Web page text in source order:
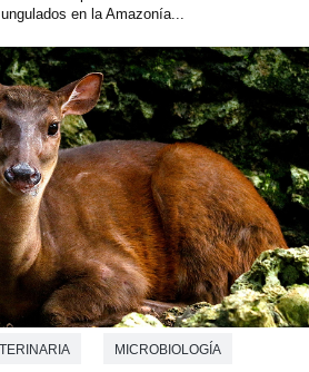
en la Amazonía...
MICROBIOLOGÍA